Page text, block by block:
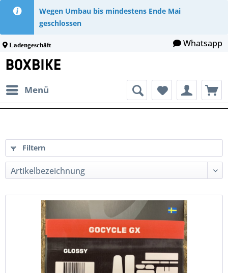
Wegen Umbau bis mindestens Ende Mai
geschlossen
Ladengeschäft Whatsapp
Menü
Filtern